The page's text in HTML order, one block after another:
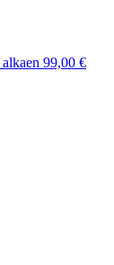
alkaen 99,00 €